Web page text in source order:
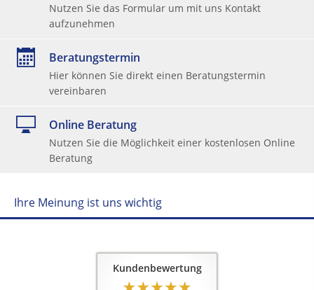
Nutzen Sie das Formular um mit uns Kontakt
aufzunehmen
Beratungstermin
Hier können Sie direkt einen Beratungstermin
vereinbaren
Online Beratung
Nutzen Sie die Möglichkeit einer kostenlosen Online
Beratung
Ihre Meinung ist uns wichtig
Kundenbewertung